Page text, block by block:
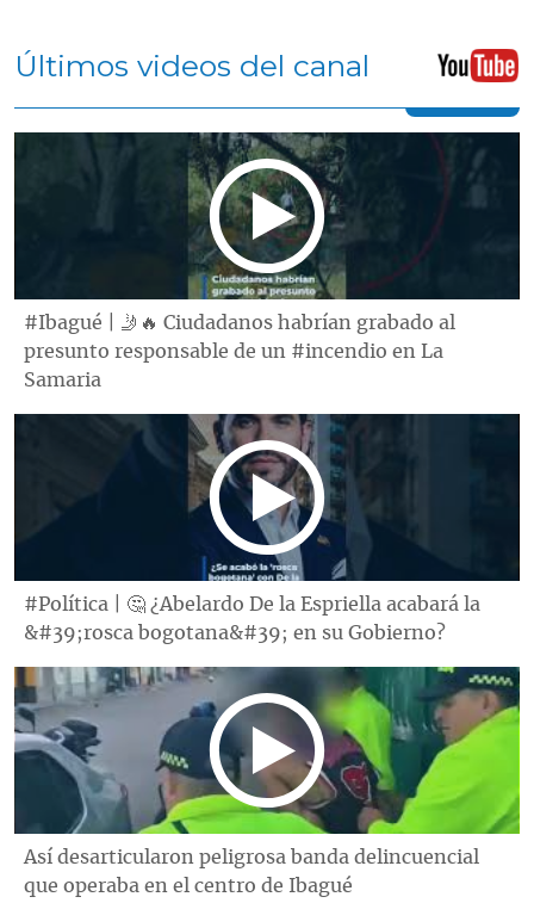
Últimos videos del canal
#Ibagué | 🤳🔥 Ciudadanos habrían grabado al
presunto responsable de un #incendio en La
Samaria
#Política | 🤔 ¿Abelardo De la Espriella acabará la
&#39;rosca bogotana&#39; en su Gobierno?
Así desarticularon peligrosa banda delincuencial
que operaba en el centro de Ibagué